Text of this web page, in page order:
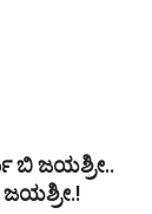
ಬಿ ಜಯಶ್ರೀ..